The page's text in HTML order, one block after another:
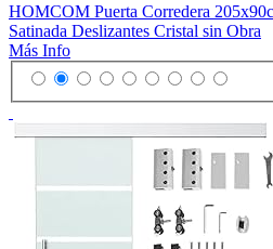
HOMCOM Puerta Corredera
Satinada Deslizantes Cristal sin Obra
Más Info